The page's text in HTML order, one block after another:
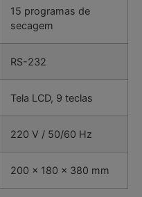
15 programas de
secagem
RS-232
Tela LCD, 9 teclas
220 V / 50/60 Hz
200 x 180 x 380 mm